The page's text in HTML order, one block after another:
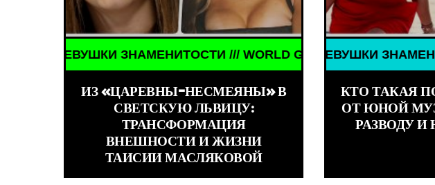
/// WORLD GIRLS /// ДЕВУШКИ ЗНАМЕНИТОСТИ ///
ИЗ «ЦАРЕВНЫ-НЕСМЕЯНЫ» В
СВЕТСКУЮ ЛЬВИЦУ:
ТРАНСФОРМАЦИЯ
ВНЕШНОСТИ И ЖИЗНИ
ТАИСИИ МАСЛЯКОВОЙ
/// WORLD GIRLS /// ДЕВУШКИ ЗНАМЕНИТОСТИ ///
КТО ТАКАЯ
ОТ ЮНОЙ
РАЗВОДУ